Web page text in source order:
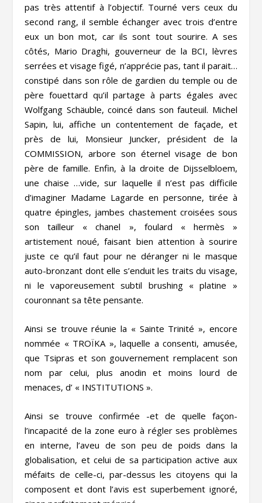
pas très attentif à l’objectif. Tourné vers ceux du
second rang, il semble échanger avec trois d’entre
eux un bon mot, car ils sont tout sourire. A ses
côtés, Mario Draghi, gouverneur de la BCI, lèvres
serrées et visage figé, n’apprécie pas, tant il parait…
constipé dans son rôle de gardien du temple ou de
père fouettard qu’il partage à parts égales avec
Wolfgang Schäuble, coincé dans son fauteuil. Michel
Sapin, lui, affiche un contentement de façade, et
près de lui, Monsieur Juncker, président de la
COMMISSION, arbore son éternel visage de bon
père de famille. Enfin, à la droite de Dijsselbloem,
une chaise …vide, sur laquelle il n’est pas difficile
d’imaginer Madame Lagarde en personne, tirée à
quatre épingles, jambes chastement croisées sous
son tailleur « chanel », foulard « hermès »
artistement noué, faisant bien attention à sourire
juste ce qu’il faut pour ne déranger ni le masque
auto-bronzant dont elle s’enduit les traits du visage,
ni le vaporeusement subtil brushing « platine »
couronnant sa tête pensante.
Ainsi se trouve réunie la « Sainte Trinité », encore
nommée « TROÏKA », laquelle a consenti, amusée,
que Tsipras et son gouvernement remplacent son
nom par celui, plus anodin et moins lourd de
menaces, d’ « INSTITUTIONS ».
Ainsi se trouve confirmée -et de quelle façon-
l’incapacité de la zone euro à régler ses problèmes
en interne, l’aveu de son peu de poids dans la
globalisation, et celui de sa participation active aux
méfaits de celle-ci, par-dessus les citoyens qui la
composent et dont l’avis est superbement ignoré,